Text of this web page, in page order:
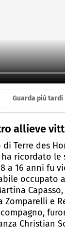
Guarda più tardi
allieve
Terre des
ha ricordato
a 16 anni fu
occupato a
e
Christian